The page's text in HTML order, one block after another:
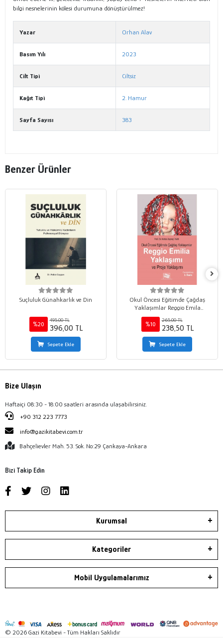
bilgi nesnelerinin kölesi durumuna dönüştürülmez!
Yazar Orhan Alav
Basım Yılı 2023
Cilt Tipi Ciltsiz
Kağıt Tipi 2. Hamur
Sayfa Sayısı 383
Benzer Ürünler
Suçluluk Günahkarlık ve Din
%20
495,00 TL
396,00 TL
Sepete Ekle
Okul Öncesi Eğitimde Çağdaş
Yaklaşımlar Reggio Emila
Yaklaşımı ve Proje Yaklaşımı
%10
265,00 TL
238,50 TL
Sepete Ekle
Bize Ulaşın
Haftaiçi 08:30 - 18:00 saatleri arasında ulaşabilirsiniz.
+90 312 223 7773
info@gazikitabevi.com.tr
Bahçelievler Mah. 53. Sok. No:29 Çankaya-Ankara
Bizi Takip Edin
Kurumsal
Kategoriler
Mobil Uygulamalarımız
© 2026 Gazi Kitabevi - Tüm Hakları Saklıdır